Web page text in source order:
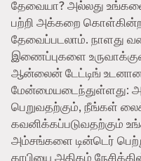
தேவையா? அல்லது
பற்றி அக்கறை கொள்கின்ற
தேவைப்படலாம். நாளது
இணைப்புகளை
ஆன்லைன் டேட்டிங் உடனான
மேன்மையடைந்துள்ளது:
பெறுவதற்கும், நீங்கள்
கவனிக்கப்படுவதற்கும்
அம்சங்களை டின்டெர்
காபியை அதிகம்